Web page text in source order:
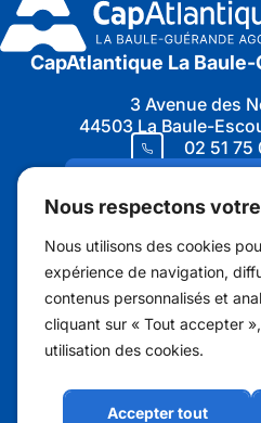
Nous respectons
Nous utilisons des cookies
expérience de navigation,
contenus personnalisés et
cliquant sur « Tout accepter
utilisation des cookies.
Accepter tout
CapAtlantique La
3 Avenue des
44503 La Baule-
02 51 75
Marchés
Protection des données